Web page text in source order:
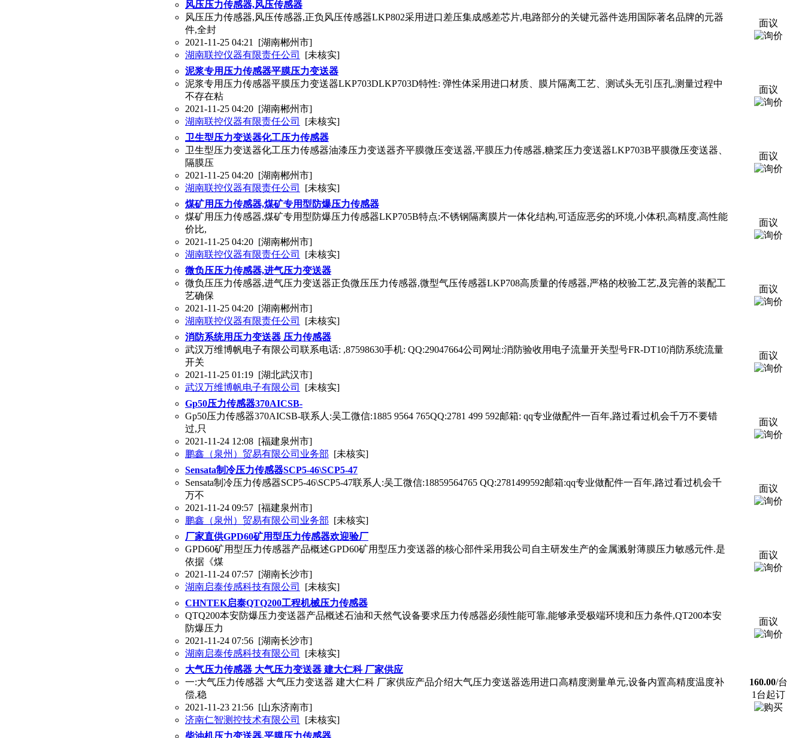
风压压力传感器,风压传感器
风压压力传感器,风压传感器,正负风压传感器LKP802采用进口差压集成感差芯片,电路部分的关键元器件选用国际著名品牌的元器
件,全封
2021-11-25 04:21 [湖南郴州市]
湖南联控仪器有限责任公司
[未核实]
面议
泥浆专用压力传感器平膜压力变送器
泥浆专用压力传感器平膜压力变送器LKP703DLKP703D特性: 弹性体采用进口材质、膜片隔离工艺、测试头无引压孔,测量过程中
不存在粘
2021-11-25 04:20 [湖南郴州市]
湖南联控仪器有限责任公司
[未核实]
面议
卫生型压力变送器化工压力传感器
卫生型压力变送器化工压力传感器油漆压力变送器齐平膜微压变送器,平膜压力传感器,糖桨压力变送器LKP703B平膜微压变送器、
隔膜压
2021-11-25 04:20 [湖南郴州市]
湖南联控仪器有限责任公司
[未核实]
面议
煤矿用压力传感器,煤矿专用型防爆压力传感器
煤矿用压力传感器,煤矿专用型防爆压力传感器LKP705B特点:不锈钢隔离膜片一体化结构,可适应恶劣的环境,小体积,高精度,高性能
价比,
2021-11-25 04:20 [湖南郴州市]
湖南联控仪器有限责任公司
[未核实]
面议
微负压压力传感器,进气压力变送器
微负压压力传感器,进气压力变送器正负微压压力传感器,微型气压传感器LKP708高质量的传感器,严格的校验工艺,及完善的装配工
艺确保
2021-11-25 04:20 [湖南郴州市]
湖南联控仪器有限责任公司
[未核实]
面议
消防系统用压力变送器 压力传感器
武汉万维博帆电子有限公司联系电话: ,87598630手机: QQ:29047664公司网址:消防验收用电子流量开关型号FR-DT10消防系统流量
开关
2021-11-25 01:19 [湖北武汉市]
武汉万维博帆电子有限公司
[未核实]
面议
Gp50压力传感器370AICSB-
Gp50压力传感器370AICSB-联系人:吴工微信:1885 9564 765QQ:2781 499 592邮箱: qq专业做配件一百年,路过看过机会千万不要错
过,只
2021-11-24 12:08 [福建泉州市]
鹏鑫（泉州）贸易有限公司业务部 [未核实]
面议
Sensata制冷压力传感器SCP5-46\SCP5-47
Sensata制冷压力传感器SCP5-46\SCP5-47联系人:吴工微信:18859564765 QQ:2781499592邮箱:qq专业做配件一百年,路过看过机会千
万不
2021-11-24 09:57 [福建泉州市]
鹏鑫（泉州）贸易有限公司业务部 [未核实]
面议
厂家直供GPD60矿用型压力传感器欢迎验厂
GPD60矿用型压力传感器产品概述GPD60矿用型压力变送器的核心部件采用我公司自主研发生产的金属溅射薄膜压力敏感元件.是
依据《煤
2021-11-24 07:57 [湖南长沙市]
湖南启泰传感科技有限公司
[未核实]
面议
CHNTEK启泰QTQ200工程机械压力传感器
QTQ200本安防爆压力变送器产品概述石油和天然气设备要求压力传感器必须性能可靠,能够承受极端环境和压力条件,QT200本安
防爆压力
2021-11-24 07:56 [湖南长沙市]
湖南启泰传感科技有限公司
[未核实]
面议
大气压力传感器 大气压力变送器 建大仁科 厂家供应
一:大气压力传感器 大气压力变送器 建大仁科 厂家供应产品介绍大气压力变送器选用进口高精度测量单元,设备内置高精度温度补
偿,稳
2021-11-23 21:56 [山东济南市]
济南仁智测控技术有限公司
[未核实]
160.00/台
1台起订
柴油机压力变送器,平膜压力传感器